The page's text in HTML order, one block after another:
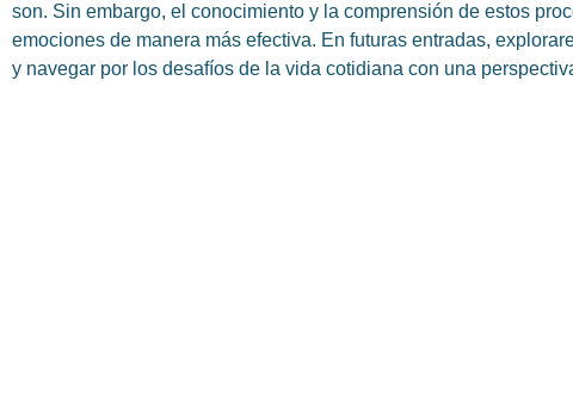
son. Sin embargo, el conocimiento y la comprensión de estos
emociones de manera más efectiva. En futuras entradas,
y navegar por los desafíos de la vida cotidiana con una